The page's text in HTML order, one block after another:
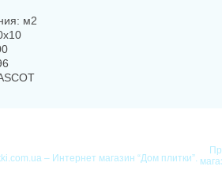
м2
– Интернет магазин “Дом плитки”.